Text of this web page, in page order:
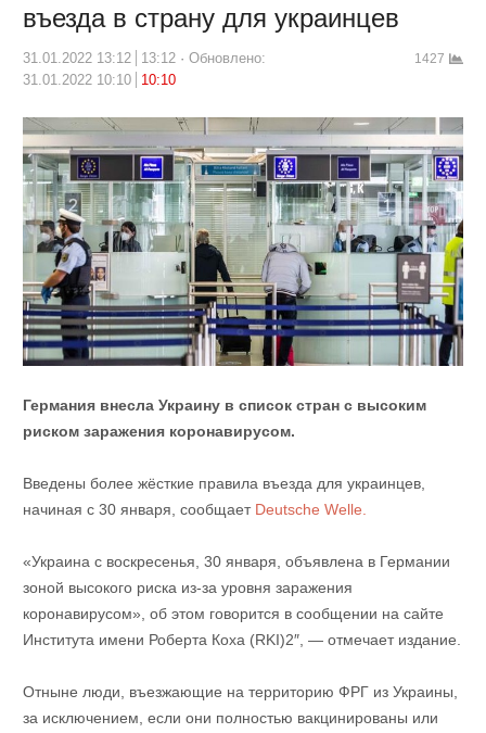
въезда в страну для украинцев
31.01.2022 13:12 13:12
Обновлено:
31.01.2022 10:10
10:10
1427
Германия внесла Украину в список стран с высоким
риском заражения коронавирусом.
Введены более жёсткие правила въезда для украинцев,
начиная с 30 января, сообщает Deutsche Welle.
«Украина с воскресенья, 30 января, объявлена ​​в Германии
зоной высокого риска из-за уровня заражения
коронавирусом», об этом говорится в сообщении на сайте
Института имени Роберта Коха (RKI)2″, — отмечает издание.
Отныне люди, въезжающие на территорию ФРГ из Украины,
за исключением, если они полностью вакцинированы или